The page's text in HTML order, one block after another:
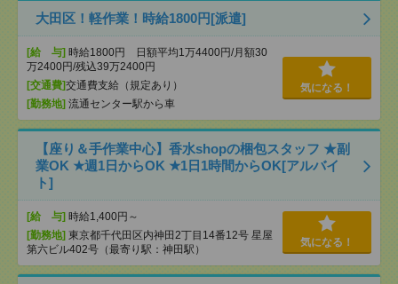
大田区！軽作業！時給1800円[派遣]
[給 与] 時給1800円 日額平均1万4400円/月額30
万2400円/残込39万2400円
[交通費]交通費支給（規定あり）
[勤務地] 流通センター駅から車
気になる！
【座り＆手作業中心】香水shopの梱包スタッフ ★副
業OK ★週1日からOK ★1日1時間からOK[アルバイ
ト]
[給 与] 時給1,400円～
[勤務地] 東京都千代田区内神田2丁目14番12号 星屋
第六ビル402号（最寄り駅：神田駅）
気になる！